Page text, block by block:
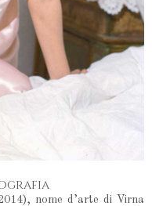
nome d’arte di Virna